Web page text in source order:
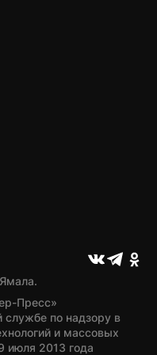
Пресс»
службе по надзору в
и массовых
июля 2013 года